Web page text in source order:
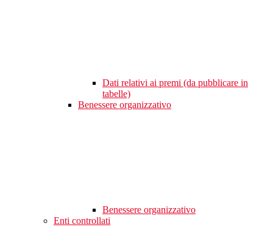
Dati relativi ai premi (da pubblicare in
tabelle)
Benessere organizzativo
Benessere organizzativo
Enti controllati